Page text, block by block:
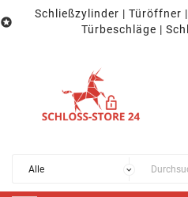

Schließzylinder | Türöffner
Türbeschläge |